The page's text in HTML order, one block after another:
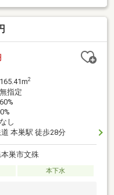
かけたことありません
知っている岐阜の不動産
築も不動産のことなら
上！
2
指定
し
本巣駅 徒歩28分
巣市文殊
本下水